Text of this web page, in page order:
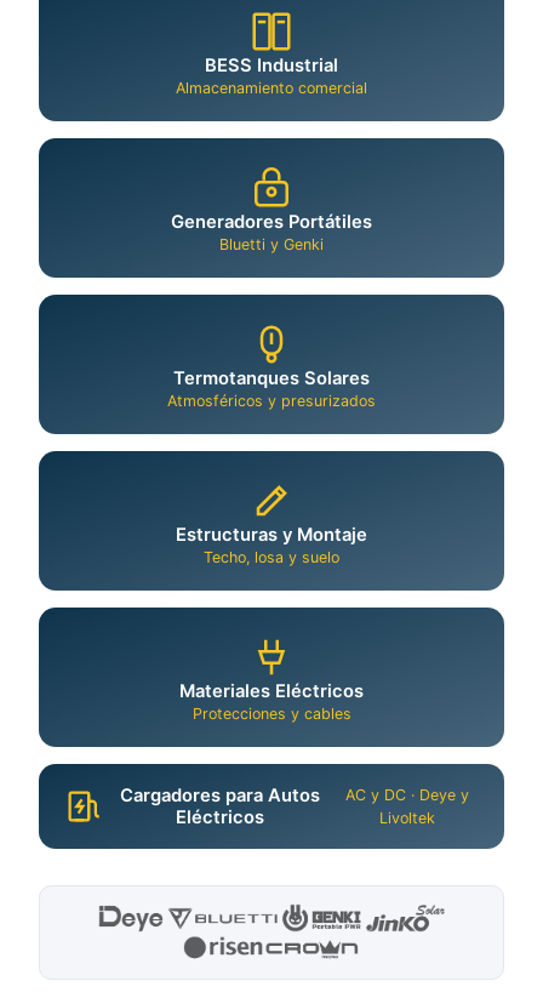
BESS Industrial
Almacenamiento comercial
Generadores Portátiles
Bluetti y Genki
Termotanques Solares
Atmosféricos y presurizados
Estructuras y Montaje
Techo, losa y suelo
Materiales Eléctricos
Protecciones y cables
Cargadores para Autos
Eléctricos
AC y DC · Deye y
Livoltek